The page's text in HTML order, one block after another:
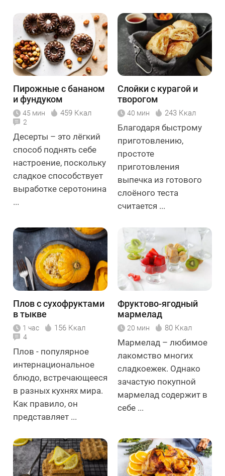
Пирожные с бананом
и фундуком
45 мин 459 Ккал
2
Десерты – это лёгкий
способ поднять себе
настроение, поскольку
сладкое способствует
выработке серотонина
...
Слойки с курагой и
творогом
40 мин 243 Ккал
Благодаря быстрому
приготовлению,
простоте
приготовления
выпечка из готового
слоёного теста
считается ...
Плов с сухофруктами
в тыкве
1 час 156 Ккал
4
Плов - популярное
интернациональное
блюдо, встречающееся
в разных кухнях мира.
Как правило, он
представляет ...
Фруктово-ягодный
мармелад
20 мин 80 Ккал
Мармелад – любимое
лакомство многих
сладкоежек. Однако
зачастую покупной
мармелад содержит в
себе ...